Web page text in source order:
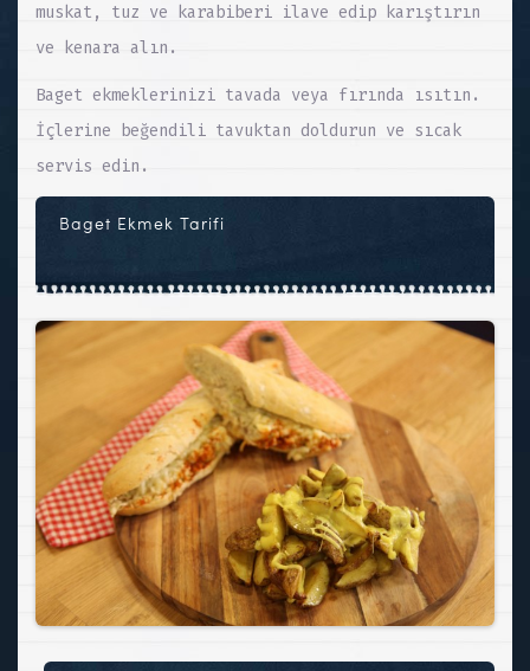
muskat, tuz ve karabiberi ilave edip karıştırın
ve kenara alın.
Baget ekmeklerinizi tavada veya fırında ısıtın.
İçlerine beğendili tavuktan doldurun ve sıcak
servis edin.
Baget Ekmek Tarifi